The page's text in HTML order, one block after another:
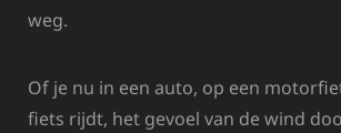
weg.
Of je nu in een auto, op een
fiets rijdt, het gevoel van de wind